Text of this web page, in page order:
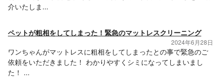
介いたしま...
ペットが粗相をしてしまった！緊急のマットレスクリーニング
2024年6月28日
ワンちゃんがマットレスに粗相をしてしまったとの事で緊急のご
依頼をいただきました！ わかりやすくシミになってしまいまし
た！ ...